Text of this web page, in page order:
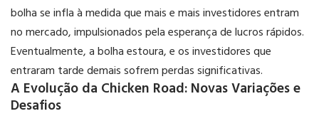
bolha se infla à medida que mais e mais investidores entram
no mercado, impulsionados pela esperança de lucros rápidos.
Eventualmente, a bolha estoura, e os investidores que
entraram tarde demais sofrem perdas significativas.
A Evolução da Chicken Road: Novas Variações e
Desafios